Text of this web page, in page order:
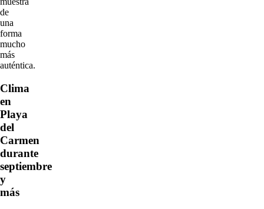
de
una
forma
mucho
más
auténtica.
Clima
en
Playa
del
Carmen
durante
septiembre
y
más